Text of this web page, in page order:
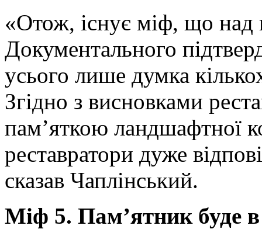
«Отож, існує міф, що над
Документального
усього лише думка
Згідно з висновками
пам’яткою ландшафтної
реставратори дуже
сказав Чаплінський.
Міф 5. Пам’ятник буде в